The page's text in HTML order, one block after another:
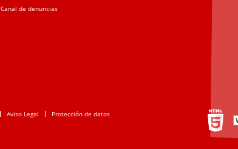
Canal de denuncias
Aviso Legal Protección de datos